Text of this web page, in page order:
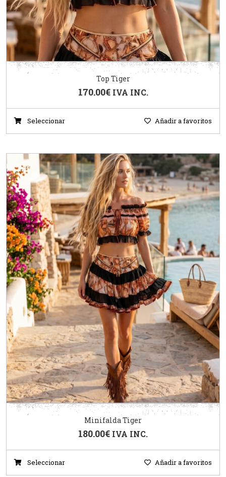
Top Tiger
170.00€ IVA INC.
Seleccionar Añadir a favoritos
Minifalda Tiger
180.00€ IVA INC.
Seleccionar Añadir a favoritos